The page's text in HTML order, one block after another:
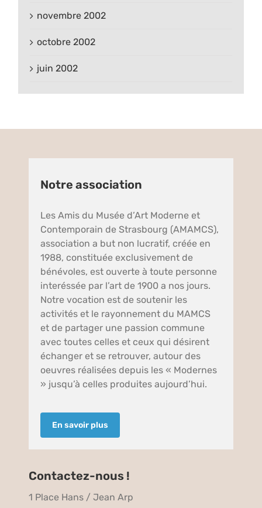
novembre 2002
octobre 2002
juin 2002
Notre association
Les Amis du Musée d’Art Moderne et
Contemporain de Strasbourg (AMAMCS),
association a but non lucratif, créée en
1988, constituée exclusivement de
bénévoles, est ouverte à toute personne
interéssée par l’art de 1900 a nos jours.
Notre vocation est de soutenir les
activités et le rayonnement du MAMCS
et de partager une passion commune
avec toutes celles et ceux qui désirent
échanger et se retrouver, autour des
oeuvres réalisées depuis les « Modernes
» jusqu’à celles produites aujourd’hui.
En savoir plus
Contactez-nous !
1 Place Hans / Jean Arp